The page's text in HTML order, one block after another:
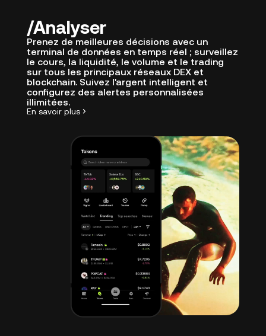
Analyser
Prenez de meilleures décisions avec un
terminal de données en temps réel ; surveillez
le cours, la liquidité, le volume et le trading
sur tous les principaux réseaux DEX et
blockchain. Suivez l'argent intelligent et
configurez des alertes personnalisées
illimitées.
En savoir plus